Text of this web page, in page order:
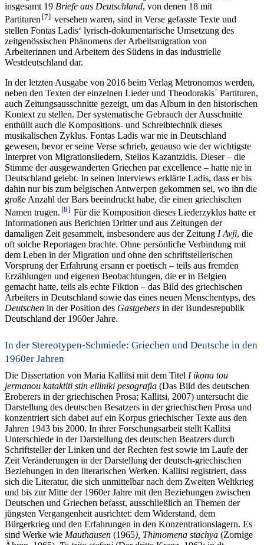
insgesamt 19 Briefe aus Deutschland, von denen 18 mit
Partituren 7
versehen waren, sind in Verse gefasste Texte und
stellen Fontas Ladis‘ lyrisch-dokumentarische Umsetzung des
zeitgenössischen Phänomens der Arbeitsmigration von
Arbeiterinnen und Arbeitern des Südens in das industrielle
Westdeutschland dar.
In der letzten Ausgabe von 2016 beim Verlag Metronomos werden,
neben den Texten der einzelnen Lieder und Theodorakis΄ Partituren,
auch Zeitungsausschnitte gezeigt, um das Album in den historischen
Kontext zu stellen. Der systematische Gebrauch der Ausschnitte
enthüllt auch die Kompositions- und Schreibtechnik dieses
musikalischen Zyklus. Fontas Ladis war nie in Deutschland
gewesen, bevor er seine Verse schrieb, genauso wie der wichtigste
Interpret von Migrationsliedern, Stelios Kazantzidis. Dieser – die
Stimme der ausgewanderten Griechen par excellence – hatte nie in
Deutschland gelebt. In seinen Interviews erklärte Ladis, dass er bis
dahin nur bis zum belgischen Antwerpen gekommen sei, wo ihn die
große Anzahl der Bars beeindruckt habe, die einen griechischen
Namen trugen. 8
Für die Komposition dieses Liederzyklus hatte er
Informationen aus Berichten Dritter und aus Zeitungen der
damaligen Zeit gesammelt, insbesondere aus der Zeitung I Avji, die
oft solche Reportagen brachte. Ohne persönliche Verbindung mit
dem Leben in der Migration und ohne den schriftstellerischen
Vorsprung der Erfahrung ersann er poetisch – teils aus fremden
Erzählungen und eigenen Beobachtungen, die er in Belgien
gemacht hatte, teils als echte Fiktion – das Bild des griechischen
Arbeiters in Deutschland sowie das eines neuen Menschentyps, des
Deutschen in der Position des Gastgebers in der Bundesrepublik
Deutschland der 1960er Jahre.
In der Stereotypen-Schmiede: Griechen und Deutsche in den
1960er Jahren
Die Dissertation von Maria Kallitsi mit dem Titel I ikona tou
jermanou kataktiti stin elliniki pesografia (Das Bild des deutschen
Eroberers in der griechischen Prosa; Kallitsi, 2007) untersucht die
Darstellung des deutschen Besatzers in der griechischen Prosa und
konzentriert sich dabei auf ein Korpus griechischer Texte aus den
Jahren 1943 bis 2000. In ihrer Forschungsarbeit stellt Kallitsi
Unterschiede in der Darstellung des deutschen Beatzers durch
Schriftsteller der Linken und der Rechten fest sowie im Laufe der
Zeit Veränderungen in der Darstellung der deutsch-griechischen
Beziehungen in den literarischen Werken. Kallitsi registriert, dass
sich die Literatur, die sich unmittelbar nach dem Zweiten Weltkrieg
und bis zur Mitte der 1960er Jahre mit den Beziehungen zwischen
Deutschen und Griechen befasst, ausschließlich an Themen der
jüngsten Vergangenheit ausrichtet: dem Widerstand, dem
Bürgerkrieg und den Erfahrungen in den Konzentrationslagern. Es
sind Werke wie Mauthausen (1965), Thimomena stachya (Zornige